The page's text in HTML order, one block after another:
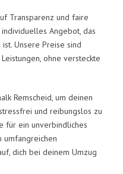
Transparenz und faire
Angebot, das
Unsere Preise sind
ohne versteckte
Remscheid, um deinen
und reibungslos zu
für ein unverbindliches
dich bei deinem Umzug